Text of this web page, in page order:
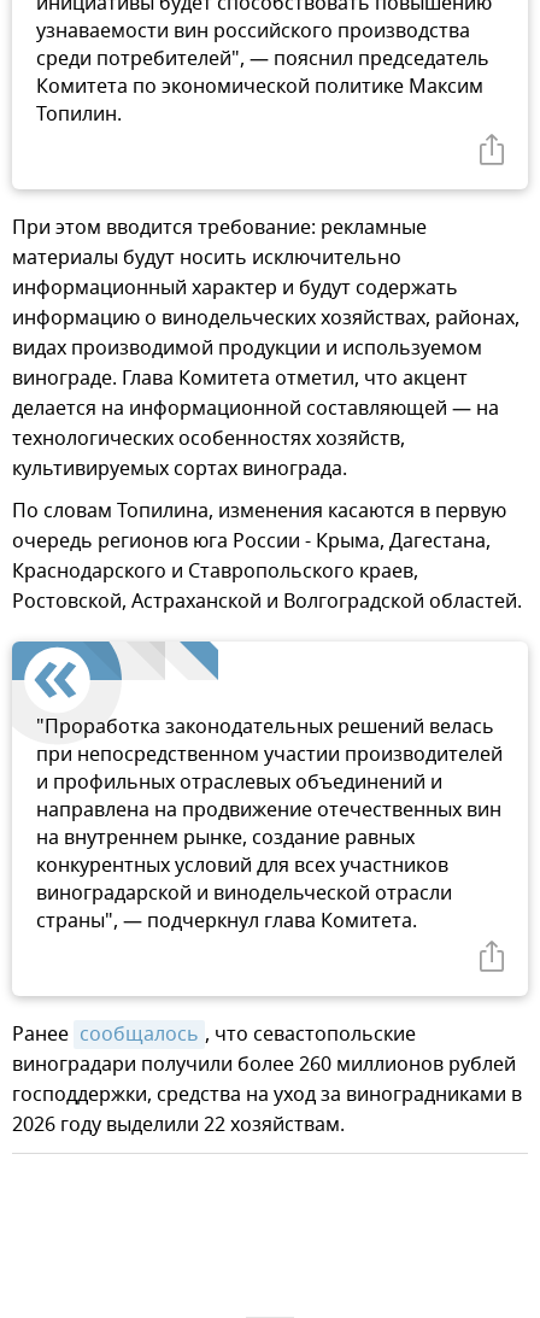
узнаваемости вин российского производства
среди потребителей", — пояснил председатель
Комитета по экономической политике Максим
Топилин.
При этом вводится требование: рекламные
материалы будут носить исключительно
информационный характер и будут содержать
информацию о винодельческих хозяйствах, районах,
видах производимой продукции и используемом
винограде. Глава Комитета отметил, что акцент
делается на информационной составляющей — на
технологических особенностях хозяйств,
культивируемых сортах винограда.
По словам Топилина, изменения касаются в первую
очередь регионов юга России - Крыма, Дагестана,
Краснодарского и Ставропольского краев,
Ростовской, Астраханской и Волгоградской областей.
"Проработка законодательных решений велась
при непосредственном участии производителей
и профильных отраслевых объединений и
направлена на продвижение отечественных вин
на внутреннем рынке, создание равных
конкурентных условий для всех участников
виноградарской и винодельческой отрасли
страны", — подчеркнул глава Комитета.
Ранее сообщалось , что севастопольские
виноградари получили более 260 миллионов рублей
господдержки, средства на уход за виноградниками в
2026 году выделили 22 хозяйствам.